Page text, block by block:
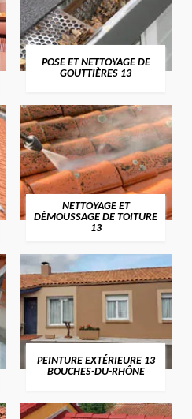
POSE ET NETTOYAGE DE
GOUTTIÈRES 13
NETTOYAGE ET
DÉMOUSSAGE DE TOITURE
13
PEINTURE EXTÉRIEURE 13
BOUCHES-DU-RHÔNE